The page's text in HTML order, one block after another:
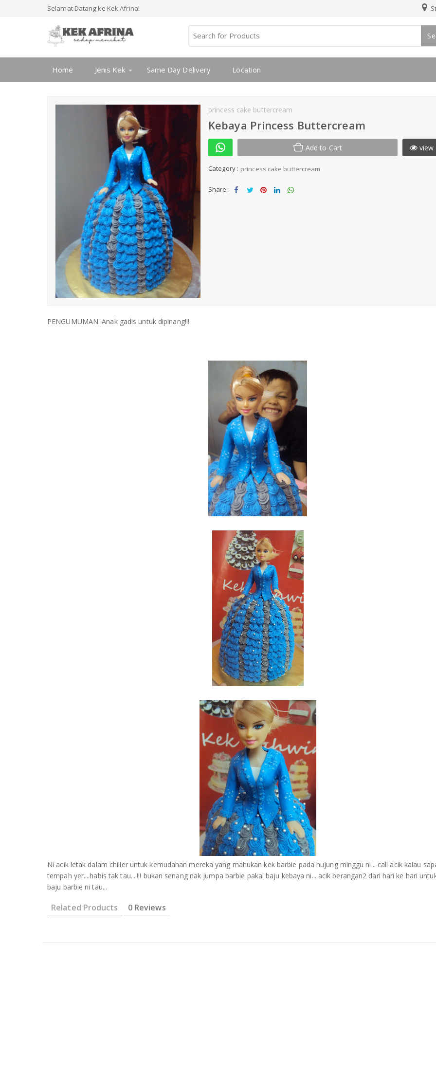
Selamat Datang ke Kek Afrina!
Home Jenis Kek Same Day Delivery Location
princess cake buttercream
Kebaya Princess Buttercream
Add to Cart view
Category : princess cake buttercream
Share :
PENGUMUMAN: Anak gadis untuk dipinang!!!
Ni acik letak dalam chiller untuk kemudahan mereka yang mahukan kek barbie pada hujung minggu ni... call acik kalau
tempah yer....habis tak tau....!!! bukan senang nak jumpa barbie pakai baju kebaya ni... acik berangan2 dari hari ke hari
baju barbie ni tau...
Related Products 0 Reviews